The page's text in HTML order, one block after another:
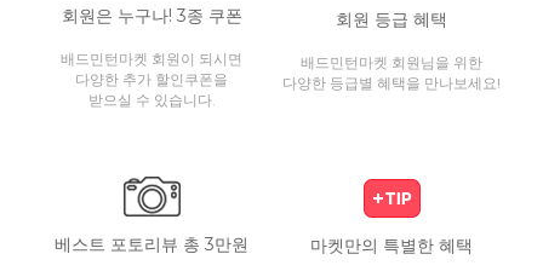
회원은 누구나! 3종 쿠폰
배드민턴마켓 회원이 되시면
다양한 추가 할인쿠폰을
받으실 수 있습니다.
회원 등급 혜택
배드민턴마켓 회원님을 위한
다양한 등급별 혜택을 만나보세요!
베스트 포토리뷰 총 3만원 마켓만의 특별한 혜택